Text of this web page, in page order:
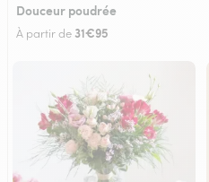
Douceur poudrée
À partir de 31€95